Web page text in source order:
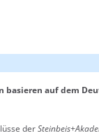
basieren auf dem
der